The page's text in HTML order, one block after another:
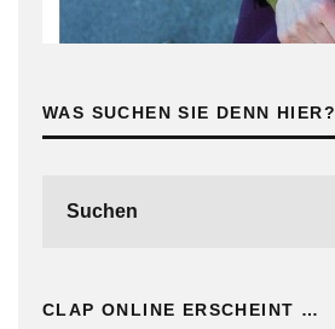
WAS SUCHEN SIE DENN HIER?
CLAP ONLINE ERSCHEINT …